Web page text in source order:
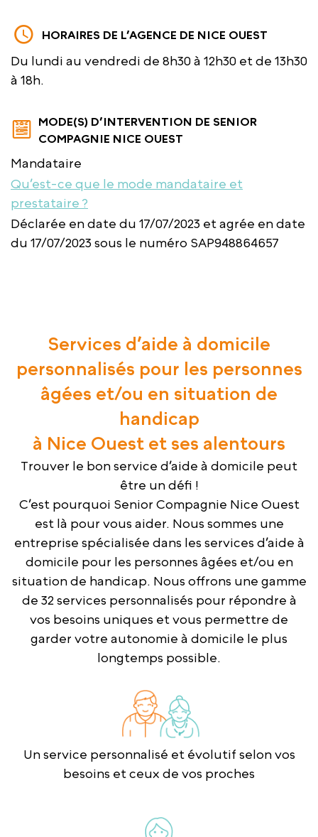
HORAIRES DE L’AGENCE DE NICE OUEST
Du lundi au vendredi de 8h30 à 12h30 et de 13h30
à 18h.
MODE(S) D’INTERVENTION DE SENIOR
COMPAGNIE NICE OUEST
Mandataire
Qu’est-ce que le mode mandataire et
prestataire ?
Déclarée en date du 17/07/2023 et agrée en date
du 17/07/2023 sous le numéro SAP948864657
Services d’aide à domicile
personnalisés pour les personnes
âgées et/ou en situation de
handicap
à Nice Ouest et ses alentours
Trouver le bon service d’aide à domicile peut
être un défi !
C’est pourquoi Senior Compagnie Nice Ouest
est là pour vous aider. Nous sommes une
entreprise spécialisée dans les services d’aide à
domicile pour les personnes âgées et/ou en
situation de handicap. Nous offrons une gamme
de 32 services personnalisés pour répondre à
vos besoins uniques et vous permettre de
garder votre autonomie à domicile le plus
longtemps possible.
Un service personnalisé et évolutif selon vos
besoins et ceux de vos proches